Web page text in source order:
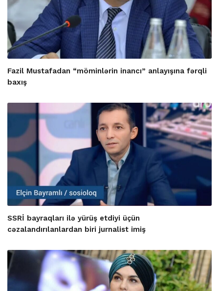
Fazil Mustafadan “möminlərin inancı” anlayışına fərqli
baxış
SSRİ bayraqları ilə yürüş etdiyi üçün
cəzalandırılanlardan biri jurnalist imiş